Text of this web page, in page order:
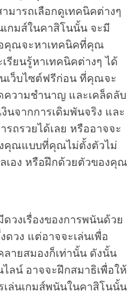
มารถเลือกดูเทคนิคต่างๆ
เกมส์ในคาสิโนนั้น จะมี
คุณจะหาเทคนิคที่คุณ
รียนรู้หาเทคนิคต่างๆ ได้
เว็บไซต์ฟรีก่อน ที่คุณจะ
ความชำนาญ และเคล็ดลับ
นจากการเดิมพันจริง และ
ถรวยได้เลย หรืออาจจะ
งคุณแบบที่คุณไม่ตั้งตัวไม่
อง หรือฝึกด้วยตัวของคุณ
วงเรื่องของการพนันด้วย
วง แต่อาจจะเล่นเพื่อ
ายสมองก็เท่านั้น ดังนั้น
ลน์ อาจจะฝึกสมาธิเพื่อให้
ล่นเกมส์พนันในคาสิโนนั้น